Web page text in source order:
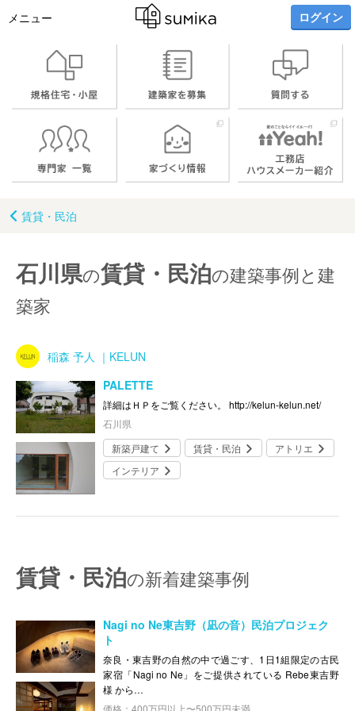
メニュー ログイン
賃貸・民泊
石川県の賃貸・民泊の建築事例と建
築家
稲森 予人 ｜KELUN
PALETTE
詳細はＨＰをご覧ください。 http://kelun-kelun.net/
石川県
新築戸建て
賃貸・民泊
アトリエ
インテリア
賃貸・民泊の新着建築事例
Nagi no Ne東吉野（凪の音）民泊プロジェク
ト
奈良・東吉野の自然の中で過ごす、1日1組限定の古民
家宿「Nagi no Ne」をご提供されている Rebe東吉野
様 から…
価格：400万円以上〜500万円未満